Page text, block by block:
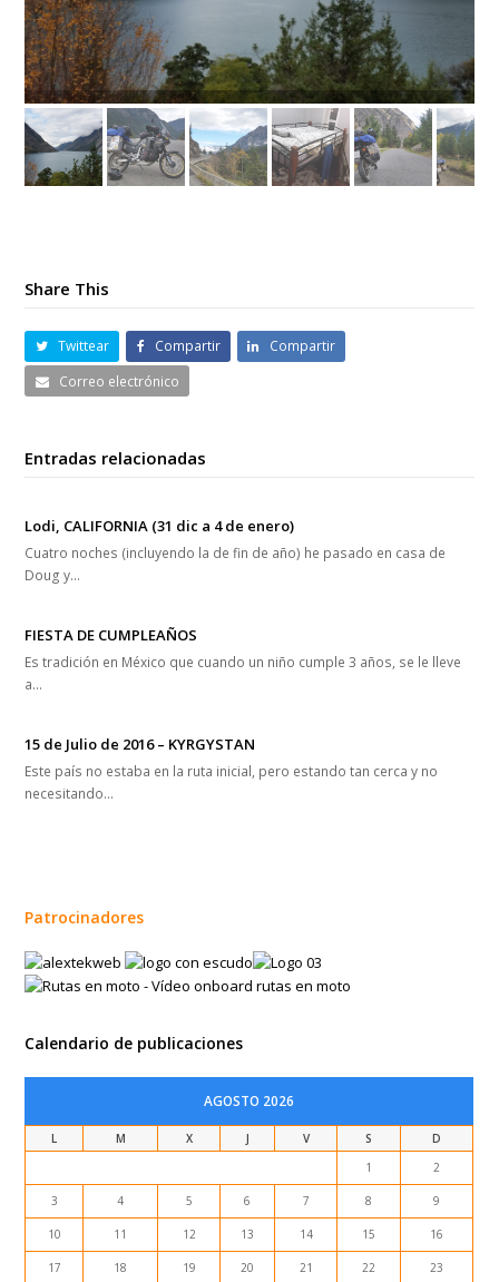
Share This
Twittear Compartir
Compartir
Correo electrónico
Entradas relacionadas
Lodi, CALIFORNIA (31 dic a 4 de enero)
Cuatro noches (incluyendo la de fin de año) he pasado en casa de
Doug y…
FIESTA DE CUMPLEAÑOS
Es tradición en México que cuando un niño cumple 3 años, se le lleve
a…
15 de Julio de 2016 – KYRGYSTAN
Este país no estaba en la ruta inicial, pero estando tan cerca y no
necesitando…
Patrocinadores
Calendario de publicaciones
AGOSTO 2026
L M X J V S
D
1
2
3 4 5 6 7 8 9
10 11 12 13 14 15 16
17 18 19 20 21 22 23